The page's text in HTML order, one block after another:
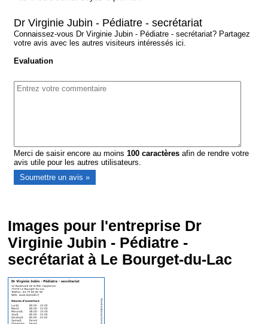
Dr Virginie Jubin - Pédiatre - secrétariat
Connaissez-vous Dr Virginie Jubin - Pédiatre - secrétariat? Partagez
votre avis avec les autres visiteurs intéressés ici.
Evaluation
Merci de saisir encore au moins100 caractères afin de rendre votre
avis utile pour les autres utilisateurs.
Images pour l'entreprise Dr
Virginie Jubin - Pédiatre -
secrétariat à Le Bourget-du-Lac